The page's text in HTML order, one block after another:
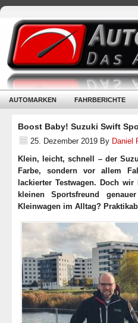
AUTOMARKEN FAHRBERICHTE
Boost Baby! Suzuki Swift
25. Dezember 2019 By Daniel
Klein, leicht, schnell – der
Farbe, sondern vor allem
lackierter Testwagen. Doch
kleinen Sportsfreund
Kleinwagen im Alltag?